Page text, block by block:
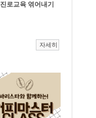
로교육 엮어내기